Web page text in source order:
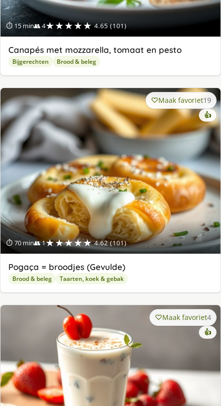
⏱ 15 min👥 4★★★★★ 4.65 (101)
Canapés met mozzarella, tomaat en pesto
Bijgerechten Brood & beleg
⏱ 70 min👥 1★★★★★ 4.62 (101)
Maak favoriet19
👍
Pogaça = broodjes (Gevulde)
Brood & beleg Taarten, koek & gebak
Maak favoriet4
👍